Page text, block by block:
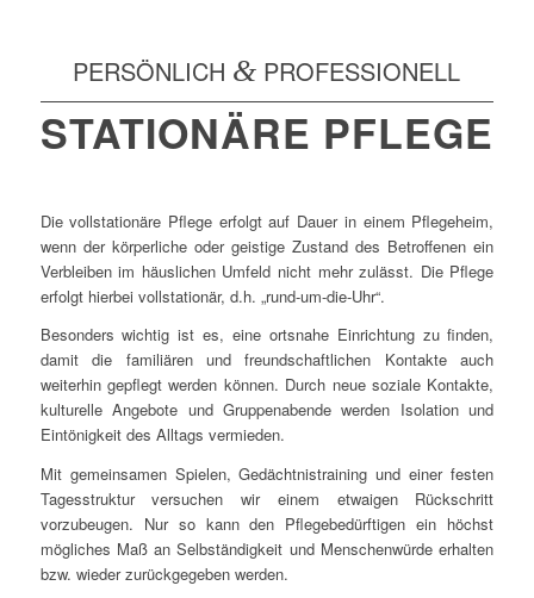
PERSÖNLICH & PROFESSIONELL
STATIONÄRE PFLEGE
Die vollstationäre Pflege erfolgt auf Dauer in einem Pflegeheim,
wenn der körperliche oder geistige Zustand des Betroffenen ein
Verbleiben im häuslichen Umfeld nicht mehr zulässt. Die Pflege
erfolgt hierbei vollstationär, d.h. „rund-um-die-Uhr“.
Besonders wichtig ist es, eine ortsnahe Einrichtung zu finden,
damit die familiären und freundschaftlichen Kontakte auch
weiterhin gepflegt werden können. Durch neue soziale Kontakte,
kulturelle Angebote und Gruppenabende werden Isolation und
Eintönigkeit des Alltags vermieden.
Mit gemeinsamen Spielen, Gedächtnistraining und einer festen
Tagesstruktur versuchen wir einem etwaigen Rückschritt
vorzubeugen. Nur so kann den Pflegebedürftigen ein höchst
mögliches Maß an Selbständigkeit und Menschenwürde erhalten
bzw. wieder zurückgegeben werden.